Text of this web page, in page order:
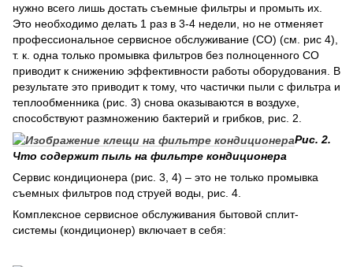
нужно всего лишь достать съемные фильтры и промыть их.
Это необходимо делать 1 раз в 3-4 недели, но не отменяет
профессиональное сервисное обслуживание (СО) (см. рис 4),
т. к. одна только промывка фильтров без полноценного СО
приводит к снижению эффективности работы оборудования. В
результате это приводит к тому, что частички пыли с фильтра и
теплообменника (рис. 3) снова оказываются в воздухе,
способствуют размножению бактерий и грибков, рис. 2.
Рис. 2.
Что содержит пыль на фильтре кондиционера
Сервис кондиционера (рис. 3, 4) – это не только промывка
съемных фильтров под струей воды, рис. 4.
Комплексное сервисное обслуживания бытовой сплит-
системы (кондиционер) включает в себя: